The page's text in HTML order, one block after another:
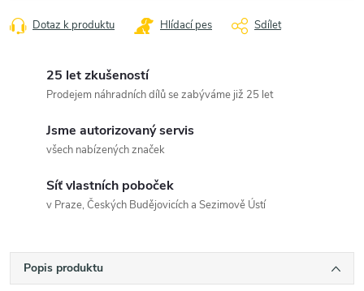
Dotaz k produktu Hlídací pes Sdílet
25 let zkušeností
Prodejem náhradních dílů se zabýváme již 25 let
Jsme autorizovaný servis
všech nabízených značek
Síť vlastních poboček
v Praze, Českých Budějovicích a Sezimově Ústí
Popis produktu